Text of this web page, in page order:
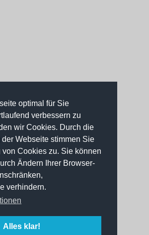
optimal für Sie
verbessern zu
wir Cookies. Durch die
Webseite stimmen Sie
Cookies zu. Sie können
Ändern Ihrer Browser-
verhindern.
Alles klar!